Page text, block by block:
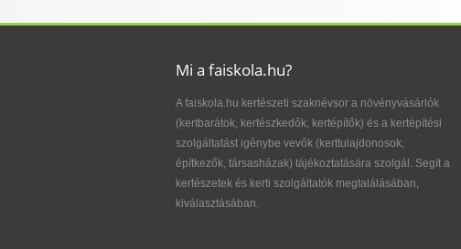
Mi a faiskola.hu?
A faiskola.hu kertészeti szaknévsor a növényvásárlók
(kertbarátok, kertészkedők, kertépítők) és a kertépítési
szolgáltatást igénybe vevők (kerttulajdonosok,
építkezők, társasházak) tájékoztatására szolgál. Segít a
kertészetek és kerti szolgáltatók megtalálásában,
kiválasztásában.